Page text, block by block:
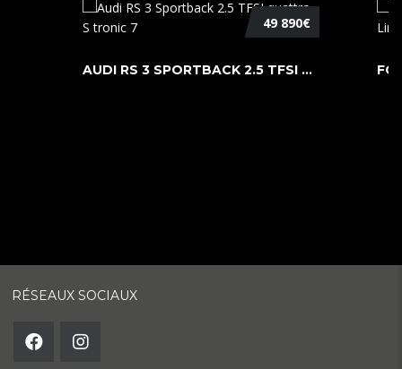
49 890€
AUDI RS 3 SPORTBACK 2.5 TFSI QUATTR ...
RÉSEAUX SOCIAUX